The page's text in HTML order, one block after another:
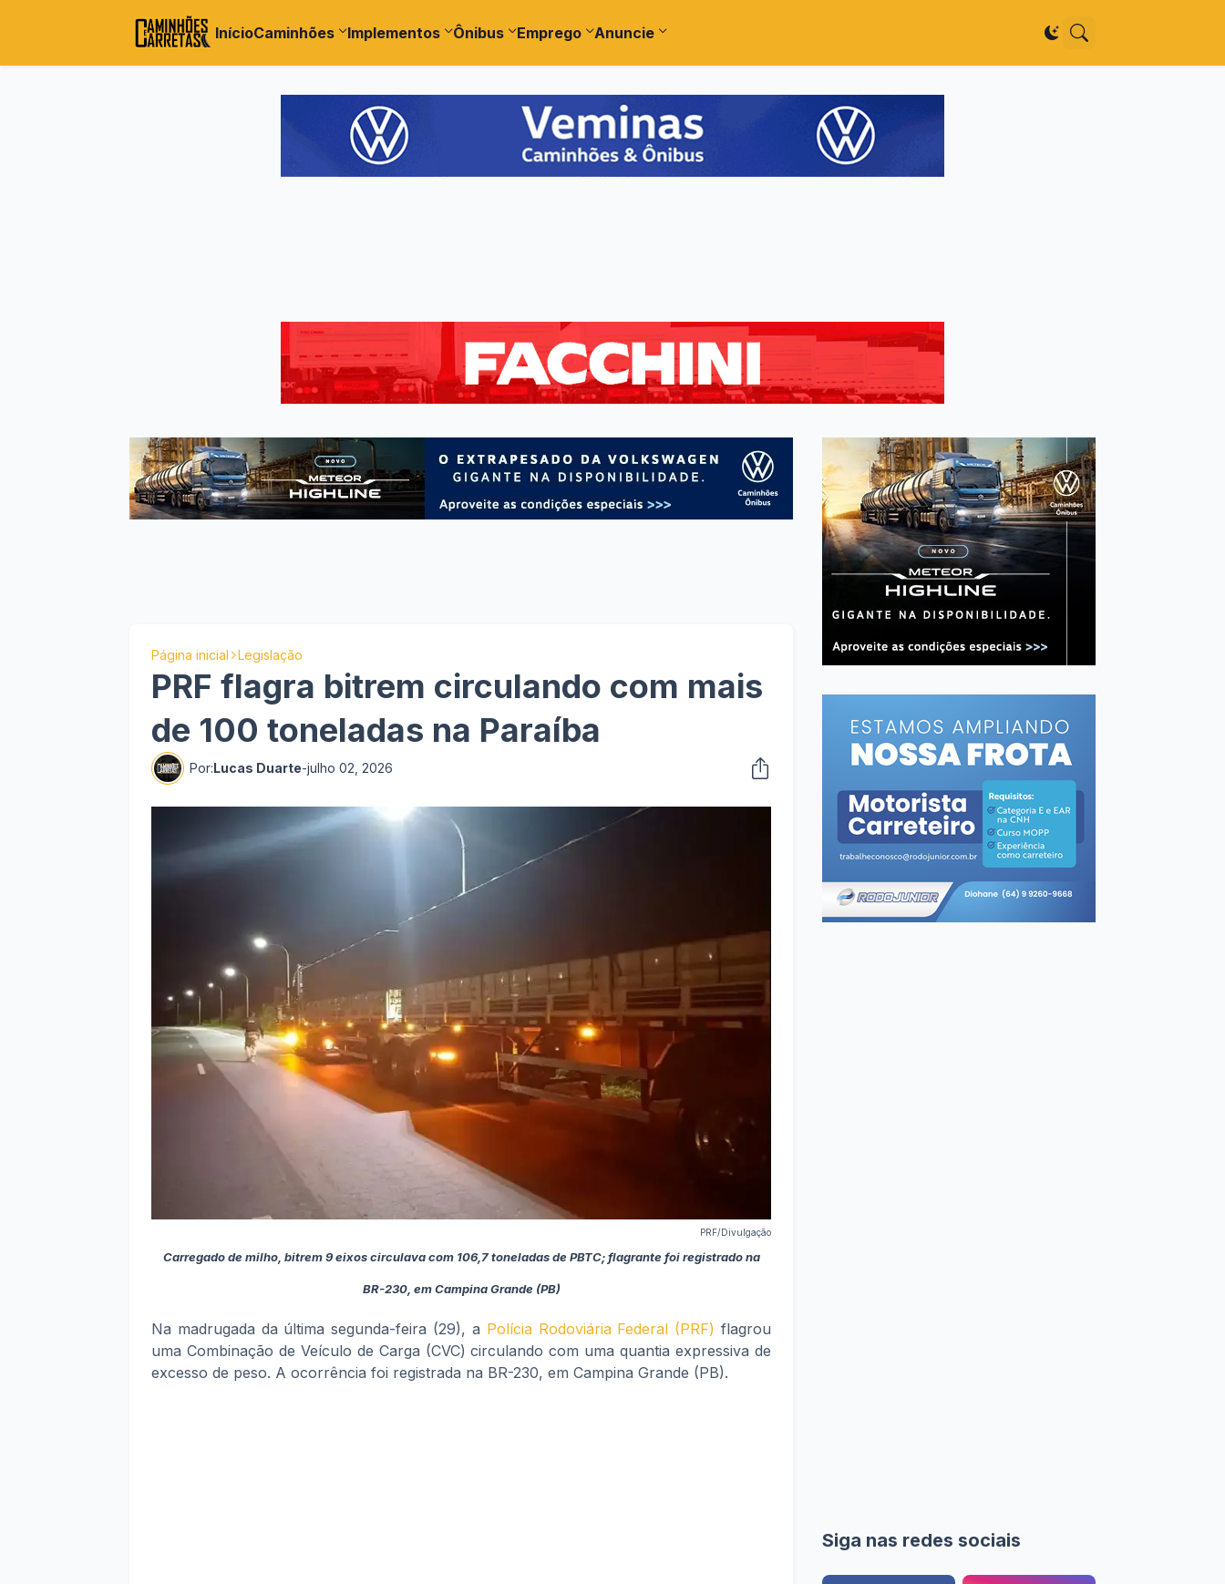
InícioCaminhões Implementos Ônibus Emprego Anuncie
Página inicial Legislação
PRF flagra bitrem circulando com mais
de 100 toneladas na Paraíba
Por:Lucas Duarte-julho 02, 2026
PRF/Divulgação
Carregado de milho, bitrem 9 eixos circulava com 106,7 toneladas de PBTC; flagrante foi registrado na
BR-230, em Campina Grande (PB)
Na madrugada da última segunda-feira (29), a Polícia Rodoviária Federal (PRF) flagrou
uma Combinação de Veículo de Carga (CVC) circulando com uma quantia expressiva de
excesso de peso. A ocorrência foi registrada na BR-230, em Campina Grande (PB).
Siga nas redes sociais